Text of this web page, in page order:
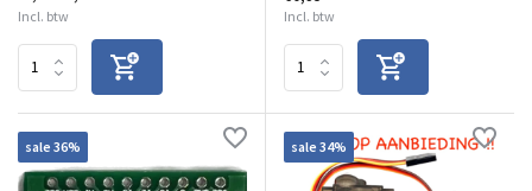
Incl. btw Incl. btw
sale 36% sale 34%